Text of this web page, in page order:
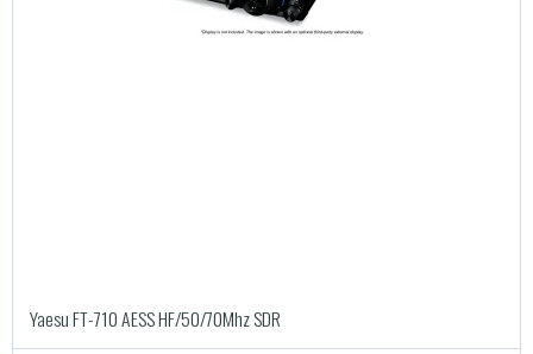
Yaesu FT-710 AESS HF/50/70Mhz SDR